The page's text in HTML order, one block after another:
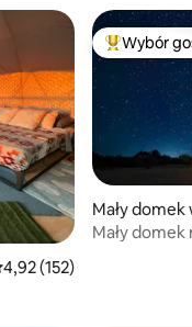
ocena: 4,92 na 5,
4,92 (152)
Wybór
Mały
Mały